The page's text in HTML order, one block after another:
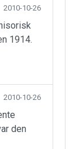
2010-10-26
1914.
2010-10-26
den